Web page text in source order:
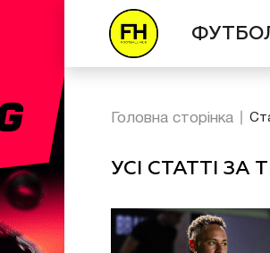
Головна сторінка
УСІ СТАТТІ ЗА